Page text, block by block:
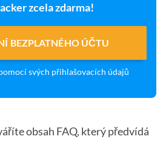
zcela zdarma!
BEZPLATNÉHO ÚČTU
svých přihlašovacích údajů
obsah FAQ, který předvídá